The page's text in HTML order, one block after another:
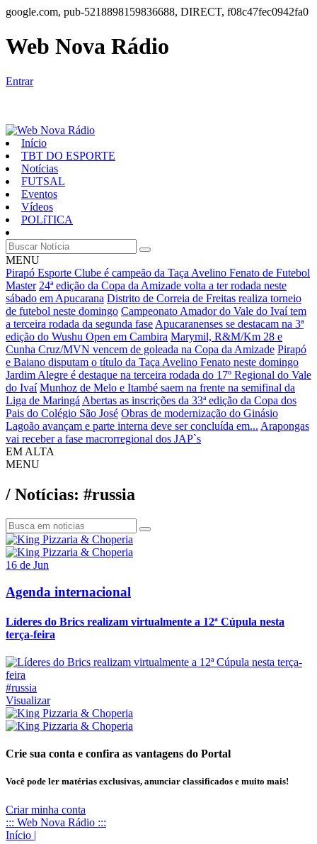
google.com, pub-5218898159836688, DIRECT, f08c47fec0942fa0
Web Nova Rádio
Entrar
Início
TBT DO ESPORTE
Notícias
FUTSAL
Eventos
Vídeos
POLíTICA
MENU
Pirapó Esporte Clube é campeão da Taça Avelino Fenato de Futebol
Master 24ª edição da Copa da Amizade volta a ter rodada neste
sábado em Apucarana Distrito de Correia de Freitas realiza torneio
de futebol neste domingo Campeonato Amador do Vale do Ivaí tem
a terceira rodada da segunda fase Apucaranenses se destacam na 3ª
edição do Wushu Open em Cambira Marymil, R&M/Km 28 e
Cunha Cruz/MVN vencem de goleada na Copa da Amizade Pirapó
e Baiano disputam o título da Taça Avelino Fenato neste domingo
Jardim Alegre é destaque na terceira rodada do 17º Regional do Vale
do Ivaí Munhoz de Melo e Itambé saem na frente na semifinal da
Liga de Maringá Abertas as inscrições da 33ª edição da Copa dos
Pais do Colégio São José Obras de modernização do Ginásio
Lagoão avançam e parte interna deve ser concluída em... Arapongas
vai receber a fase macrorregional dos JAP`s
EM ALTA
MENU
/ Notícias: #russia
16 de Jun
Agenda internacional
Líderes do Brics realizam virtualmente a 12ª Cúpula nesta
terça-feira
#russia
Visualizar
Crie sua conta e confira as vantagens do Portal
Você pode ler matérias exclusivas, anunciar classificados e muito mais!
Criar minha conta
::: Web Nova Rádio :::
Início |